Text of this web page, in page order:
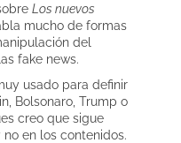
Los nuevos
mucho de formas
del
fake news.
usado para definir
Bolsonaro, Trump o
creo que sigue
en los contenidos.